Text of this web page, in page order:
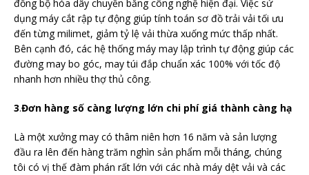
đồng bộ hóa dây chuyền bằng công nghệ hiện đại. Việc sử
dụng máy cắt rập tự động giúp tính toán sơ đồ trải vải tối ưu
đến từng milimet, giảm tỷ lệ vải thừa xuống mức thấp nhất.
Bên cạnh đó, các hệ thống máy may lập trình tự động giúp các
đường may bo góc, may túi đắp chuẩn xác 100% với tốc độ
nhanh hơn nhiều thợ thủ công.
3.Đơn hàng số càng lượng lớn chi phí giá thành càng hạ
Là một xưởng may có thâm niên hơn 16 năm và sản lượng
đầu ra lên đến hàng trăm nghìn sản phẩm mỗi tháng, chúng
tôi có vị thế đàm phán rất lớn với các nhà máy dệt vải và các